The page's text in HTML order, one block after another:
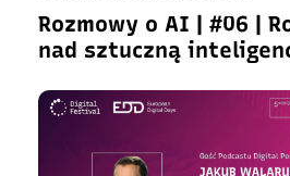
Rozmowy o AI | #06 |
nad sztuczną